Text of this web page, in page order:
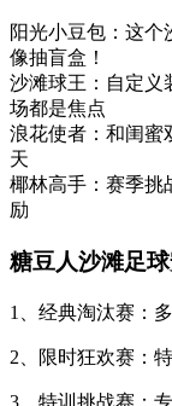
阳光小豆包：这个
像抽盲盒！
沙滩球王：自定义
场都是焦点
浪花使者：和闺蜜
天
椰林高手：赛季挑
励
糖豆人沙滩足
1、经典淘汰赛：
2、限时狂欢赛：
3、特训挑战赛：